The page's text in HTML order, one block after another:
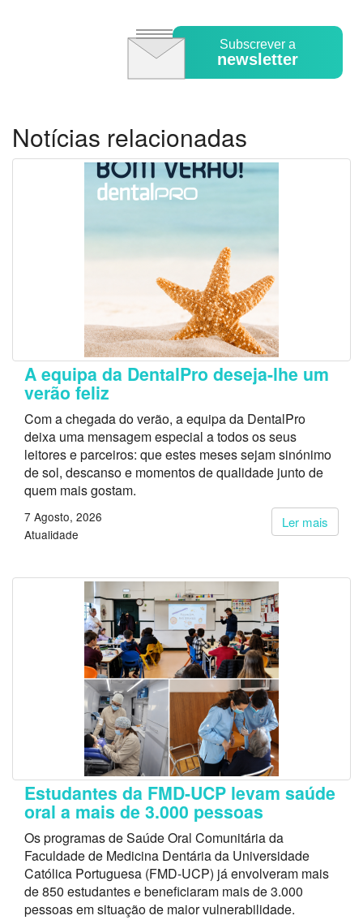
Subscrever a
newsletter
Notícias relacionadas
A equipa da DentalPro deseja-lhe um
verão feliz
Com a chegada do verão, a equipa da DentalPro
deixa uma mensagem especial a todos os seus
leitores e parceiros: que estes meses sejam sinónimo
de sol, descanso e momentos de qualidade junto de
quem mais gostam.
Ler mais
7 Agosto, 2026
Atualidade
Estudantes da FMD-UCP levam saúde
oral a mais de 3.000 pessoas
Os programas de Saúde Oral Comunitária da
Faculdade de Medicina Dentária da Universidade
Católica Portuguesa (FMD-UCP) já envolveram mais
de 850 estudantes e beneficiaram mais de 3.000
pessoas em situação de maior vulnerabilidade.